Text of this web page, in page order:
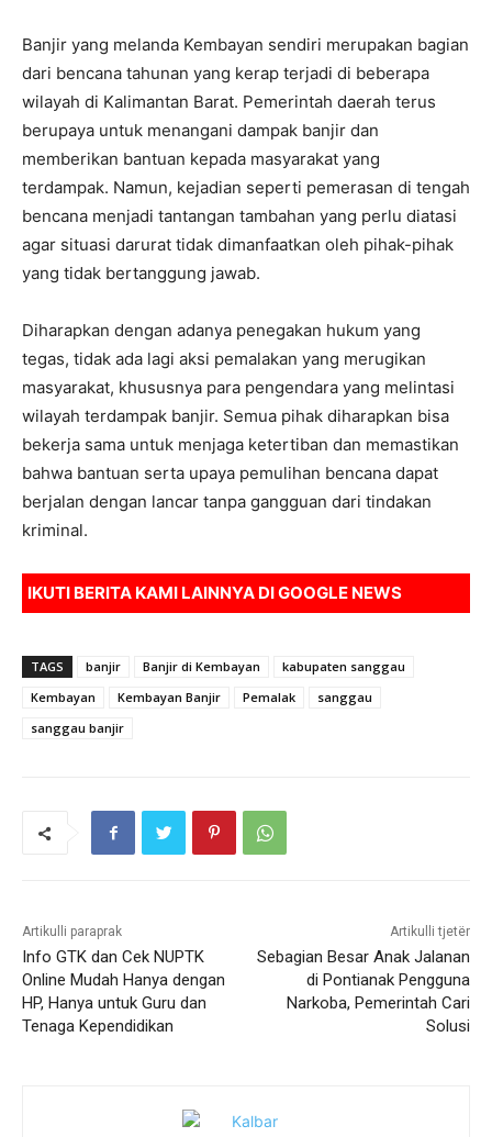
Banjir yang melanda Kembayan sendiri merupakan bagian
dari bencana tahunan yang kerap terjadi di beberapa
wilayah di Kalimantan Barat. Pemerintah daerah terus
berupaya untuk menangani dampak banjir dan
memberikan bantuan kepada masyarakat yang
terdampak. Namun, kejadian seperti pemerasan di tengah
bencana menjadi tantangan tambahan yang perlu diatasi
agar situasi darurat tidak dimanfaatkan oleh pihak-pihak
yang tidak bertanggung jawab.
Diharapkan dengan adanya penegakan hukum yang
tegas, tidak ada lagi aksi pemalakan yang merugikan
masyarakat, khususnya para pengendara yang melintasi
wilayah terdampak banjir. Semua pihak diharapkan bisa
bekerja sama untuk menjaga ketertiban dan memastikan
bahwa bantuan serta upaya pemulihan bencana dapat
berjalan dengan lancar tanpa gangguan dari tindakan
kriminal.
IKUTI BERITA KAMI LAINNYA DIGOOGLE NEWS
TAGS banjir Banjir di Kembayan
kabupaten sanggau
Kembayan
Kembayan Banjir Pemalak
sanggau
sanggau banjir
Artikulli paraprak
Info GTK dan Cek NUPTK
Online Mudah Hanya dengan
HP, Hanya untuk Guru dan
Tenaga Kependidikan
Artikulli tjetër
Sebagian Besar Anak Jalanan
di Pontianak Pengguna
Narkoba, Pemerintah Cari
Solusi